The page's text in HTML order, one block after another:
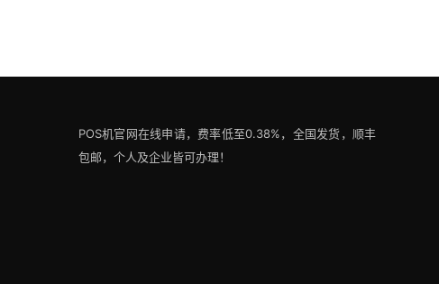
POS机官网在线申请，费率低至0.38%，全国发货，顺丰
包邮，个人及企业皆可办理！